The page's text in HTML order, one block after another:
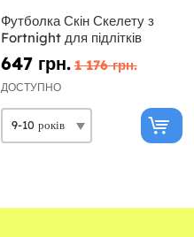
Футболка Скін Скелету з
Fortnight для підлітків
647 грн. 1 176 грн.
ДОСТУПНО